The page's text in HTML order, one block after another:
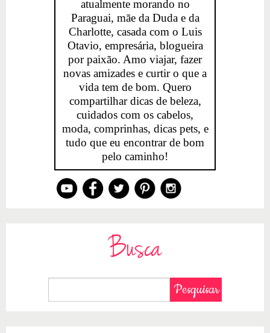
atualmente morando no
Paraguai, mãe da Duda e da
Charlotte, casada com o Luis
Otavio, empresária, blogueira
por paixão. Amo viajar, fazer
novas amizades e curtir o que a
vida tem de bom. Quero
compartilhar dicas de beleza,
cuidados com os cabelos,
moda, comprinhas, dicas pets, e
tudo que eu encontrar de bom
pelo caminho!
Busca